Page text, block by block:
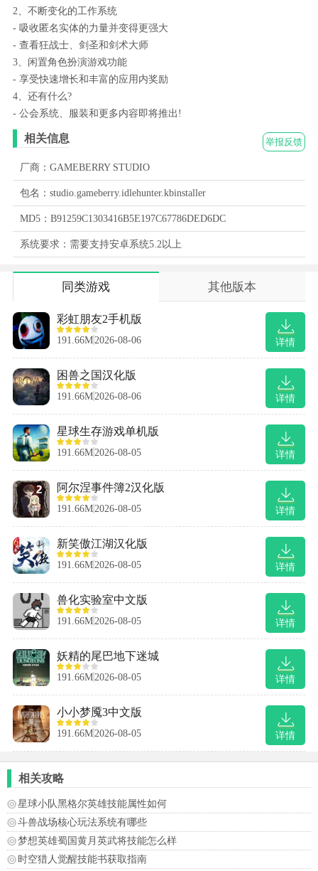
2、不断变化的工作系统
- 吸收匿名实体的力量并变得更强大
- 查看狂战士、剑圣和剑术大师
3、闲置角色扮演游戏功能
- 享受快速增长和丰富的应用内奖励
4、还有什么?
- 公会系统、服装和更多内容即将推出!
举报反馈
相关信息
厂商：GAMEBERRY STUDIO
包名：studio.gameberry.idlehunter.kbinstaller
MD5：B91259C1303416B5E197C67786DED6DC
系统要求：需要支持安卓系统5.2以上
同类游戏 其他版本
详情
彩虹朋友2手机版
191.66M 2026-08-06
详情
困兽之国汉化版
191.66M 2026-08-06
详情
星球生存游戏单机版
191.66M 2026-08-05
详情
阿尔涅事件簿2汉化版
191.66M 2026-08-05
详情
新笑傲江湖汉化版
191.66M 2026-08-05
详情
兽化实验室中文版
191.66M 2026-08-05
详情
妖精的尾巴地下迷城
191.66M 2026-08-05
详情
小小梦魇3中文版
191.66M 2026-08-05
相关攻略
星球小队黑格尔英雄技能属性如何
斗兽战场核心玩法系统有哪些
梦想英雄蜀国黄月英武将技能怎么样
时空猎人觉醒技能书获取指南